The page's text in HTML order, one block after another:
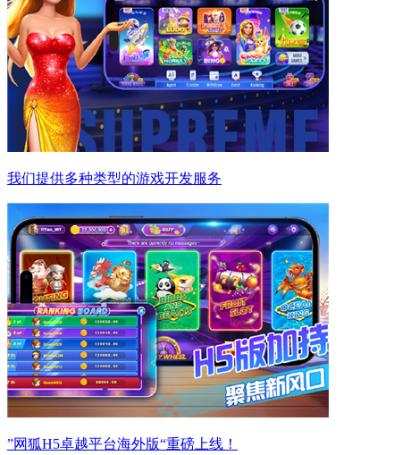
我们提供多种类型的游戏开发服务
”网狐H5卓越平台海外版“重磅上线！